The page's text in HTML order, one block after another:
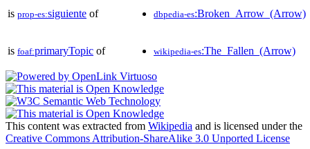
is prop-es:siguiente of dbpedia-es:Broken_Arrow_(Arrow)
is foaf:primaryTopic of wikipedia-es:The_Fallen_(Arrow)
This content was extracted from Wikipedia and is licensed under the
Creative Commons Attribution-ShareAlike 3.0 Unported License